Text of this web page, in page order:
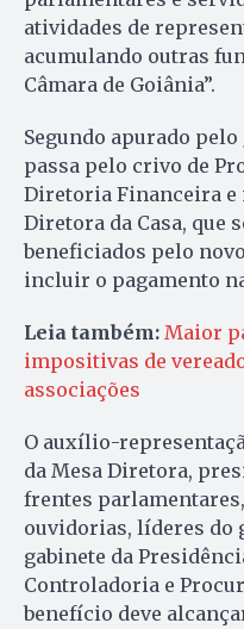
atividades de
acumulando outras
Câmara de Goiânia”.
Segundo apurado pelo
passa pelo crivo de
Diretoria Financeira e
Diretora da Casa, que
beneficiados pelo
incluir o pagamento
Leia também: Maior
impositivas de
associações
O auxílio-
da Mesa Diretora,
frentes
ouvidorias, líderes do
gabinete da
Controladoria e
benefício deve